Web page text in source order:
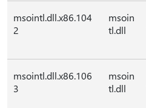
msointl.dll.x86.104
2
msoin
tl.dll
msointl.dll.x86.106
3
msoin
tl.dll